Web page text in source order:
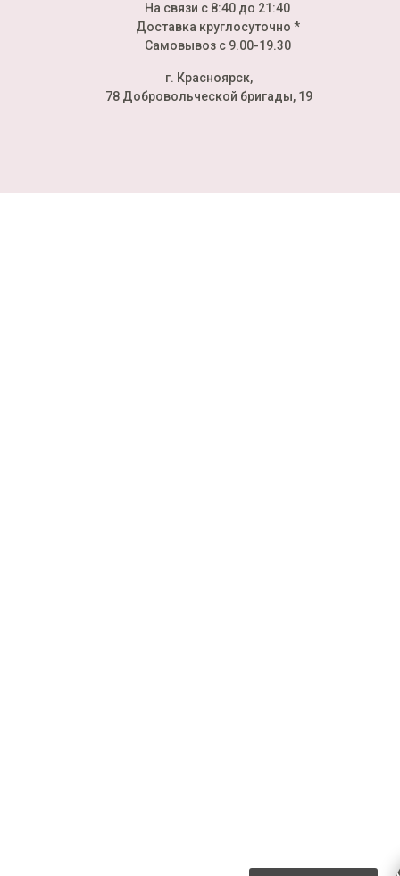
На связи с 8:40 до 21:40
Доставка круглосуточно *
Самовывоз с 9.00-19.30
г. Красноярск,
78 Добровольческой бригады, 19